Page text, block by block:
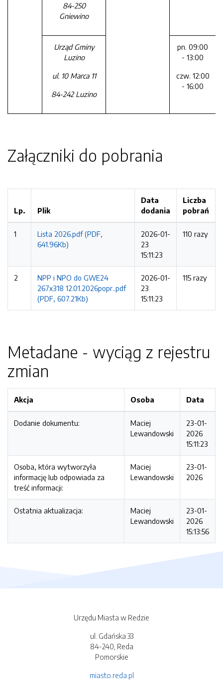
84-250
Gniewino
Urząd Gminy
Luzino
ul. 10 Marca 11
84-242 Luzino
pn. 09:00
- 13:00
czw. 12:00
- 16:00
Załączniki do pobrania
Lp. Plik
Data
dodania
Liczba
pobrań
1
Lista 2026.pdf (PDF,
641.96Kb)
2026-01-
23
15:11:23
110 razy
2
NPP i NPO do GWE24
267x318 12.01.2026popr..pdf
(PDF, 607.21Kb)
2026-01-
23
15:11:23
115 razy
Metadane - wyciąg z rejestru
zmian
Akcja Osoba Data
Dodanie dokumentu:
Maciej
Lewandowski
23-01-
2026
15:11:23
Osoba, która wytworzyła
informację lub odpowiada za
treść informacji:
Maciej
Lewandowski
23-01-
2026
Ostatnia aktualizacja:
Maciej
Lewandowski
23-01-
2026
15:13:56
Urzędu Miasta w Redzie
ul. Gdańska 33
84-240, Reda
Pomorskie
miasto.reda.pl